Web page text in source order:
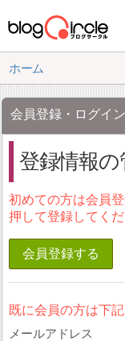
ホーム
会員登録・ログイン
登録情報の
初めての方は会員
押して登録してくだ
会員登録する
既に会員の方は下
メールアドレス